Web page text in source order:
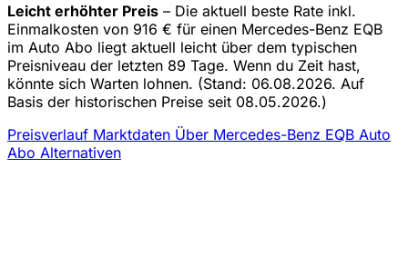
Leicht erhöhter Preis – Die aktuell beste Rate inkl.
Einmalkosten von 916 € für einen Mercedes-Benz EQB
im Auto Abo liegt aktuell leicht über dem typischen
Preisniveau der letzten 89 Tage. Wenn du Zeit hast,
könnte sich Warten lohnen. (Stand: 06.08.2026. Auf
Basis der historischen Preise seit 08.05.2026.)
Preisverlauf Marktdaten Über Mercedes-Benz EQB Auto
Abo Alternativen